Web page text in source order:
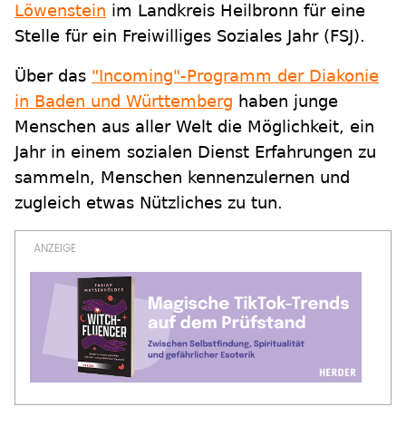
Löwenstein im Landkreis Heilbronn für eine
Stelle für ein Freiwilliges Soziales Jahr (FSJ).
Über das "Incoming"-Programm der Diakonie
in Baden und Württemberg haben junge
Menschen aus aller Welt die Möglichkeit, ein
Jahr in einem sozialen Dienst Erfahrungen zu
sammeln, Menschen kennenzulernen und
zugleich etwas Nützliches zu tun.